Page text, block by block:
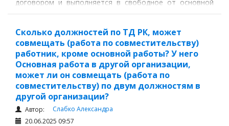
договором и выполняется в свободное от основной
работы время, оно может быть внутренним (в той же
Сколько должностей по ТД РК, может
совмещать (работа по совместительству)
работник, кроме основной работы? У него
Основная работа в другой организации,
может ли он совмещать (работа по
совместительству) по двум должностям в
другой организации?
Автор:
Слабко Александра
20.06.2025 09:57